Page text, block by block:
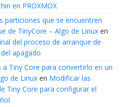
en PROXMOX
particiones que se encuentren
de TinyCore – Algo de Linuxen
del proceso de arranque de
apagado
Tiny Core para convertirlo en un
de Linuxen Modificar las
Tiny Core para configurar el